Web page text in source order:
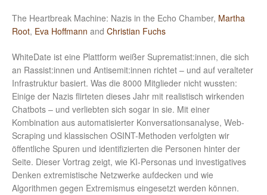
The Heartbreak Machine: Nazis in the Echo Chamber, Martha
Root, Eva Hoffmann and Christian Fuchs
WhiteDate ist eine Plattform weißer Suprematist:innen, die sich
an Rassist:innen und Antisemit:innen richtet – und auf veralteter
Infrastruktur basiert. Was die 8000 Mitglieder nicht wussten:
Einige der Nazis flirteten dieses Jahr mit realistisch wirkenden
Chatbots – und verliebten sich sogar in sie. Mit einer
Kombination aus automatisierter Konversationsanalyse, Web-
Scraping und klassischen OSINT-Methoden verfolgten wir
öffentliche Spuren und identifizierten die Personen hinter der
Seite. Dieser Vortrag zeigt, wie KI-Personas und investigatives
Denken extremistische Netzwerke aufdecken und wie
Algorithmen gegen Extremismus eingesetzt werden können.